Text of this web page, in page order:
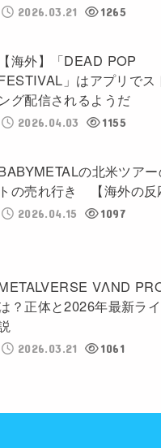
2026.03.21 1265
【海外】「DEAD POP
」はアプリでス
ング配信されるようだ
2026.04.03 1155
の北米ツア
トの売れ行き 【海外の反
2026.04.15 1097
VΛND
？正体と2026年最新ラ
2026.03.21 1061